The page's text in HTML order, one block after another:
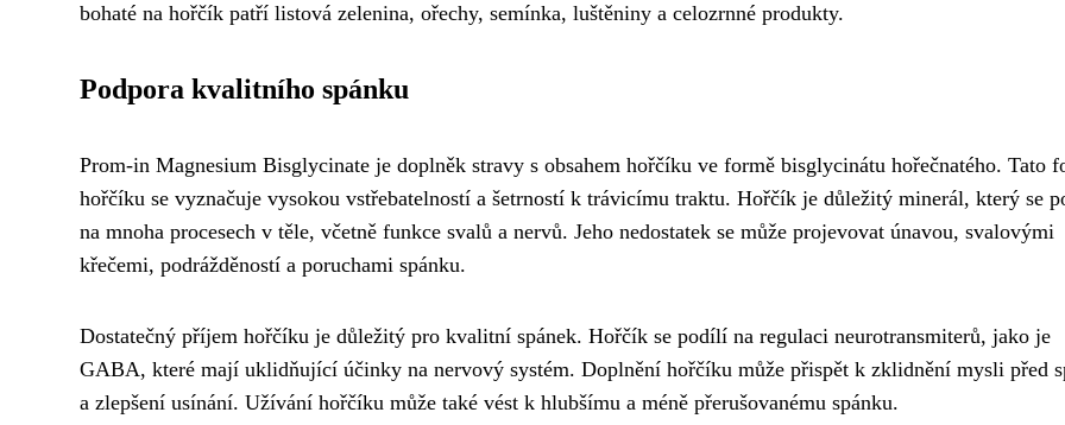
bohaté na hořčík patří listová zelenina, ořechy, semínka, luštěniny a celozrnné produkty.
Podpora kvalitního spánku
Prom-in Magnesium Bisglycinate je doplněk stravy s obsahem hořčíku ve formě bisglycinátu hořečnatého. Tato
hořčíku se vyznačuje vysokou vstřebatelností a šetrností k trávicímu traktu. Hořčík je důležitý minerál, který se
na mnoha procesech v těle, včetně funkce svalů a nervů. Jeho nedostatek se může projevovat únavou, svalovými
křečemi, podrážděností a poruchami spánku.
Dostatečný příjem hořčíku je důležitý pro kvalitní spánek. Hořčík se podílí na regulaci neurotransmiterů, jako je
GABA, které mají uklidňující účinky na nervový systém. Doplnění hořčíku může přispět k zklidnění mysli před
a zlepšení usínání. Užívání hořčíku může také vést k hlubšímu a méně přerušovanému spánku.